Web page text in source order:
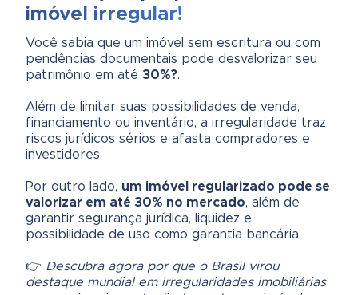
imóvel irregular!
Você sabia que um imóvel sem escritura ou com
pendências documentais pode desvalorizar seu
patrimônio em até 30%?.
Além de limitar suas possibilidades de venda,
financiamento ou inventário, a irregularidade traz
riscos jurídicos sérios e afasta compradores e
investidores.
Por outro lado, um imóvel regularizado pode se
valorizar em até 30% no mercado, além de
garantir segurança jurídica, liquidez e
possibilidade de uso como garantia bancária.
👉 Descubra agora por que o Brasil virou
destaque mundial em irregularidades imobiliárias